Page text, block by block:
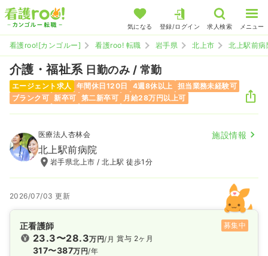
気になる 登録/ログイン 求人検索 メニュー
看護roo![カンゴルー] 看護roo! 転職 岩手県 北上市 北上駅前病
介護・福祉系 日勤のみ / 常勤
エージェント求人 年間休日120日 4週8休以上 担当業務未経験可
ブランク可 新卒可 第二新卒可 月給28万円以上可
医療法人杏林会 施設情報
北上駅前病院
岩手県北上市 / 北上駅 徒歩1分
2026/07/03 更新
正看護師 募集中
23.3〜28.3万円/月
317〜387万円/年
賞与 2ヶ月